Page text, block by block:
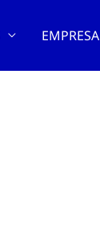
EMPRESA